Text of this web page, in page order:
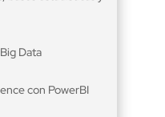
Data
con PowerBI